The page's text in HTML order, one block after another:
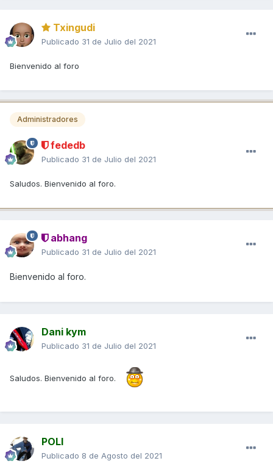
Txingudi
Publicado 31 de Julio del 2021
Bienvenido al foro
Administradores
fededb
Publicado 31 de Julio del 2021
Saludos. Bienvenido al foro.
abhang
Publicado 31 de Julio del 2021
Bienvenido al foro.
Dani kym
Publicado 31 de Julio del 2021
Saludos. Bienvenido al foro.
POLI
Publicado 8 de Agosto del 2021